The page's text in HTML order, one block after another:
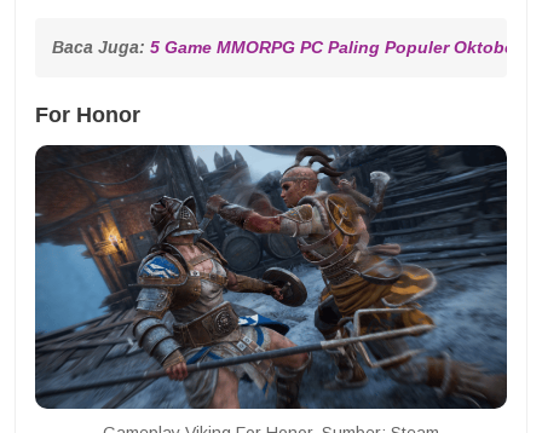
Baca Juga: 5 Game MMORPG PC Paling Populer Oktober
For Honor